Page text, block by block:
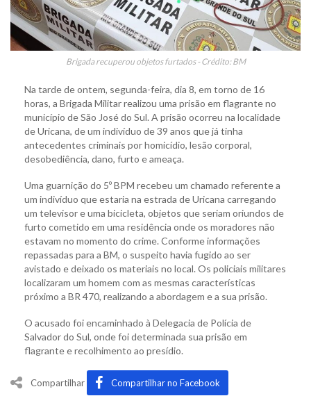
Brigada recuperou objetos furtados - Crédito: BM
Na tarde de ontem, segunda-feira, dia 8, em torno de 16
horas, a Brigada Militar realizou uma prisão em flagrante no
município de São José do Sul. A prisão ocorreu na localidade
de Uricana, de um indivíduo de 39 anos que já tinha
antecedentes criminais por homicídio, lesão corporal,
desobediência, dano, furto e ameaça.
Uma guarnição do 5º BPM recebeu um chamado referente a
um indivíduo que estaria na estrada de Uricana carregando
um televisor e uma bicicleta, objetos que seriam oriundos de
furto cometido em uma residência onde os moradores não
estavam no momento do crime. Conforme informações
repassadas para a BM, o suspeito havia fugido ao ser
avistado e deixado os materiais no local. Os policiais militares
localizaram um homem com as mesmas características
próximo a BR 470, realizando a abordagem e a sua prisão.
O acusado foi encaminhado à Delegacia de Polícia de
Salvador do Sul, onde foi determinada sua prisão em
flagrante e recolhimento ao presídio.
Compartilhar Compartilhar no Facebook